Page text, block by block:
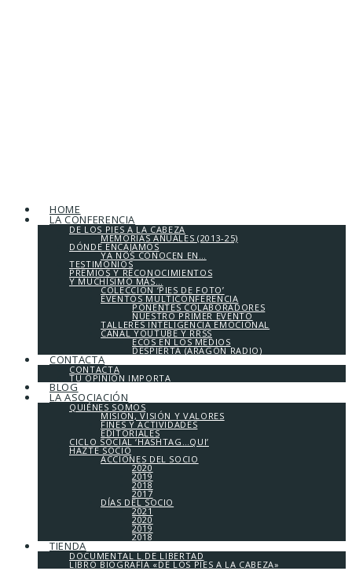
HOME
LA CONFERENCIA
DE LOS PIES A LA CABEZA
MEMORIAS ANUALES (2013-25)
DÓNDE ENCAJAMOS
YA NOS CONOCEN EN…
TESTIMONIOS
PREMIOS Y RECONOCIMIENTOS
Y MUCHÍSIMO MÁS…
COLECCIÓN ‘PIES DE FOTO’
EVENTOS MULTICONFERENCIA
PONENTES COLABORADORES
NUESTRO PRIMER EVENTO
TALLERES INTELIGENCIA EMOCIONAL
CANAL YOUTUBE Y RRSS
ECOS EN LOS MEDIOS
DESPIERTA (ARAGÓN RADIO)
CONTACTA
CONTACTA
TU OPINIÓN IMPORTA
BLOG
LA ASOCIACIÓN
QUIÉNES SOMOS
MISIÓN, VISIÓN Y VALORES
FINES Y ACTIVIDADES
EDITORIALES
CICLO SOCIAL ‘HASHTAG…QUI’
HAZTE SOCIO
ACCIONES DEL SOCIO
2020
2019
2018
2017
DÍAS DEL SOCIO
2021
2020
2019
2018
TIENDA
DOCUMENTAL L DE LIBERTAD
LIBRO BIOGRAFÍA «DE LOS PIES A LA CABEZA»